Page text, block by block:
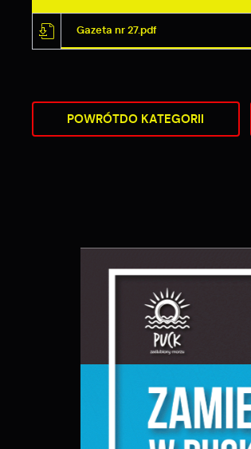
Gazeta nr 27.pdf
POWRÓTDO KATEGORII